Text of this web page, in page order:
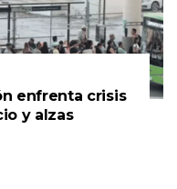
enfrenta crisis
y alzas